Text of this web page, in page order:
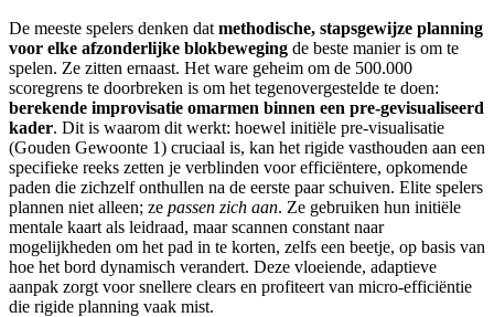
De meeste spelers denken dat methodische, stapsgewijze planning
voor elke afzonderlijke blokbeweging de beste manier is om te
spelen. Ze zitten ernaast. Het ware geheim om de 500.000
scoregrens te doorbreken is om het tegenovergestelde te doen:
berekende improvisatie omarmen binnen een pre-gevisualiseerd
kader. Dit is waarom dit werkt: hoewel initiële pre-visualisatie
(Gouden Gewoonte 1) cruciaal is, kan het rigide vasthouden aan een
specifieke reeks zetten je verblinden voor efficiëntere, opkomende
paden die zichzelf onthullen na de eerste paar schuiven. Elite spelers
plannen niet alleen; ze passen zich aan. Ze gebruiken hun initiële
mentale kaart als leidraad, maar scannen constant naar
mogelijkheden om het pad in te korten, zelfs een beetje, op basis van
hoe het bord dynamisch verandert. Deze vloeiende, adaptieve
aanpak zorgt voor snellere clears en profiteert van micro-efficiëntie
die rigide planning vaak mist.